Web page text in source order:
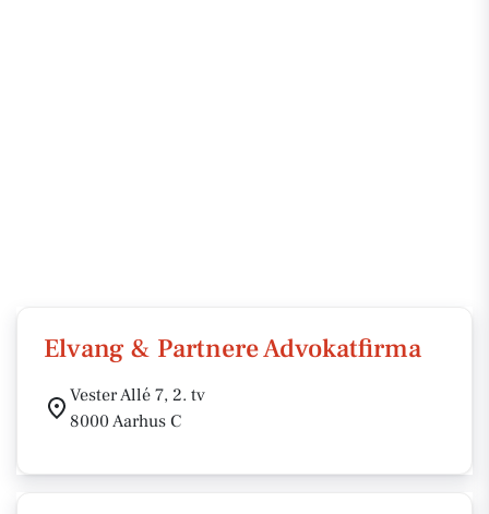
Elvang & Partnere Advokatfirma
Vester Allé 7, 2. tv
8000 Aarhus C